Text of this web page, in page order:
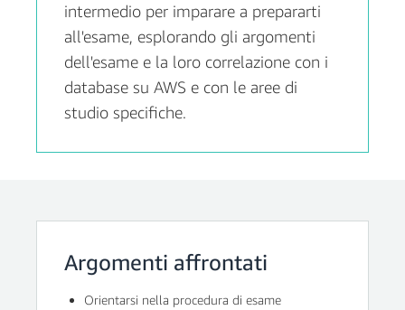
intermedio per imparare a prepararti
all'esame, esplorando gli argomenti
dell'esame e la loro correlazione con i
database su AWS e con le aree di
studio specifiche.
Argomenti affrontati
Orientarsi nella procedura di esame